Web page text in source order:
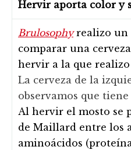
Hervir aporta color y
Brulosophyrealizo un
comparar una
hervir a la que
La cerveza de la
observamos que
Al hervir el mosto se
de Maillard entre los
aminoácidos